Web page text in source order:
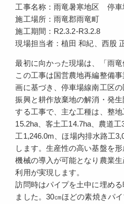
工事名称：雨竜暑寒地区 停車
施工場所：雨竜郡雨竜町
施工期間：R2.3.2-R3.2.8
現場担当者：植田 和紀、西股
最初に向かった現場は、「雨竜
この工事は国営農地再編整備
画に基づき、停車場線南工区
振興と耕作放棄地の解消・発
する工事で、主な工種は、整
15.2ha、客土工14.7ha、農道
工1,246.0m、ほ場内排水路工
します。生産性の高い基盤を
機械の導入が可能となり農業
利用が実現します。
訪問時はパイプを土中に埋め
ました。30㎝ほどの素焼きパ